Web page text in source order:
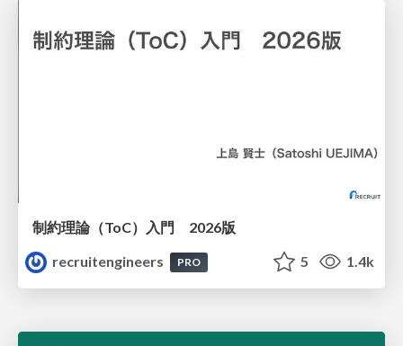
制約理論（ToC）入門 2026版
recruitengineers
PRO 5 1.4k